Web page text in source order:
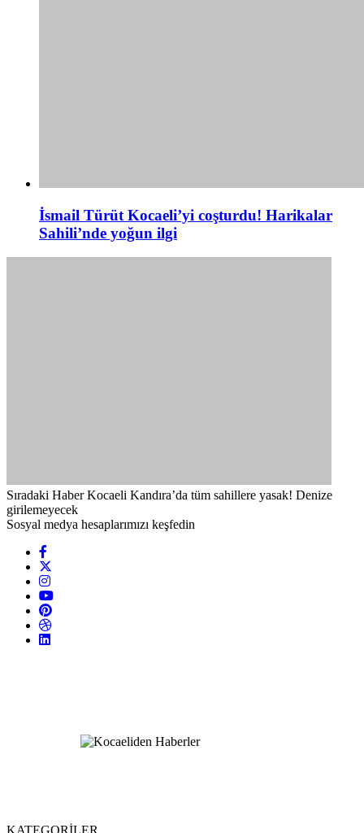
İsmail Türüt Kocaeli’yi coşturdu! Harikalar
Sahili’nde yoğun ilgi
Sıradaki Haber Kocaeli Kandıra’da tüm sahillere yasak! Denize
girilemeyecek
Sosyal medya hesaplarımızı keşfedin